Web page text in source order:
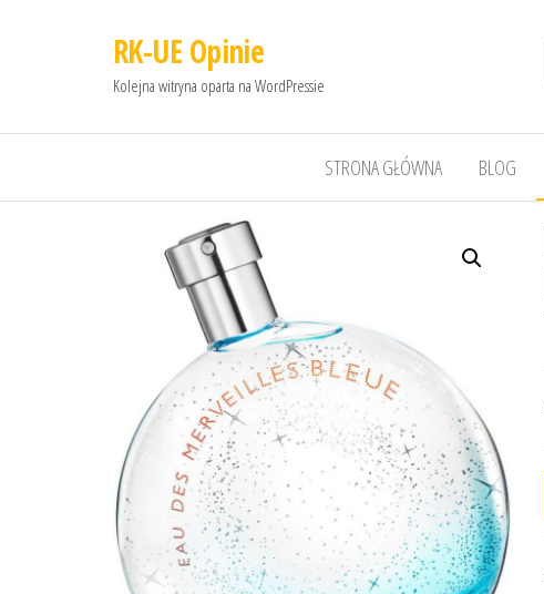
RK-UE Opinie
Kolejna witryna oparta na WordPressie
STRONA GŁÓWNA BLOG